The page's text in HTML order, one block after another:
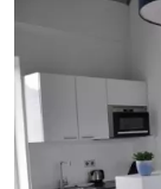
enfants
Webcam
Langstraat
Webcam